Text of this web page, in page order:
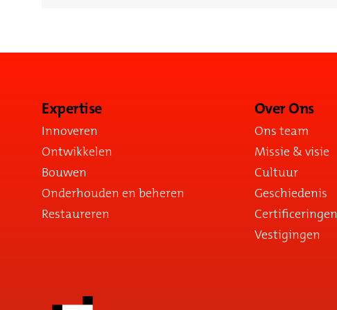
Expertise
Innoveren
Ontwikkelen
Bouwen
Onderhouden en beheren
Restaureren
Over Ons
Ons team
Missie & visie
Cultuur
Geschiedenis
Certificeringen
Vestigingen